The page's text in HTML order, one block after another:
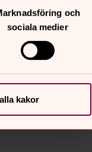
och
sociala medier
kakor